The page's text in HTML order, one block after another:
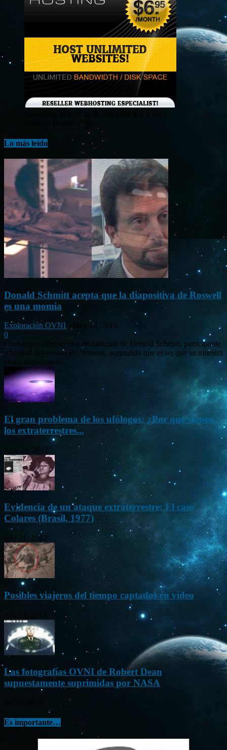
¡Consigue tu hosting de alta calidad y a bajo
costo en Banahosting!
Lo más leído
Donald Schmitt acepta que la diapositiva de Roswell
es una momia
Exploración OVNI
May 14, 2015
0
Circula por internet una declaración de Donald Schmitt, participante
principal del evento Be Witness, aceptando que el ser que se muestra
en las diapositivas...
El gran problema de los ufólogos: ¿Por qué vienen
los extraterrestres...
Nov 26, 2012
Evidencia de un ataque extraterrestre: El caso
Colares (Brasil, 1977)
Ene 21, 2012
Posibles viajeros del tiempo captados en vídeo
Abr 13, 2013
Las fotografías OVNI de Robert Dean
supuestamente suprimidas por NASA
Es importante…